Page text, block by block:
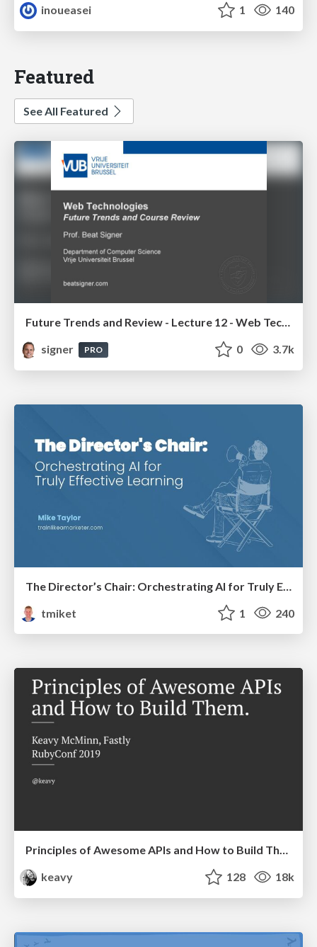
inoueasei 1 140
Featured
See All Featured
Future Trends and Review - Lecture 12 - Web Technologies (1019888BNR)
signer
PRO 0 3.7k
tmiket
1 240
Principles of Awesome APIs and How to Build Them.
keavy
128 18k